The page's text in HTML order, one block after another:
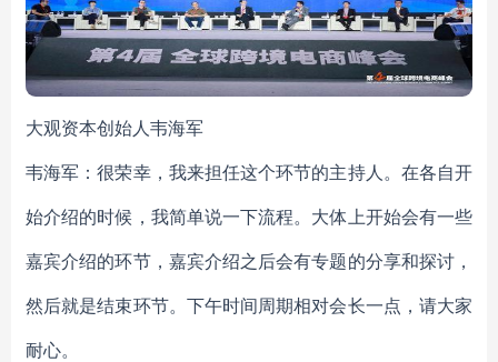
大观资本创始人韦海军
韦海军：很荣幸，我来担任这个环节的主持人。在各自开
始介绍的时候，我简单说一下流程。大体上开始会有一些
嘉宾介绍的环节，嘉宾介绍之后会有专题的分享和探讨，
然后就是结束环节。下午时间周期相对会长一点，请大家
耐心。